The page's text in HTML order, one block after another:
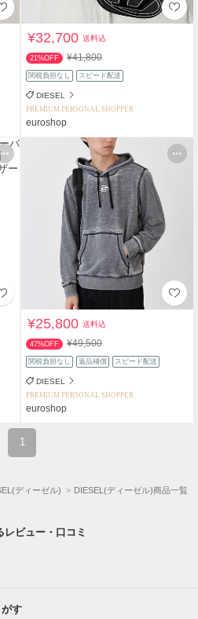
¥32,700送料込
21%OFF ¥41,800
関税負担なし スピード配送
DIESEL
PREMIUM PERSONAL SHOPPER
euroshop
¥25,800送料込
47%OFF ¥49,500
関税負担なし 返品補償 スピード配送
DIESEL
PREMIUM PERSONAL SHOPPER
euroshop
1
ディーゼル) DIESEL(ディーゼル)商品一覧
ビュー・口コミ
す